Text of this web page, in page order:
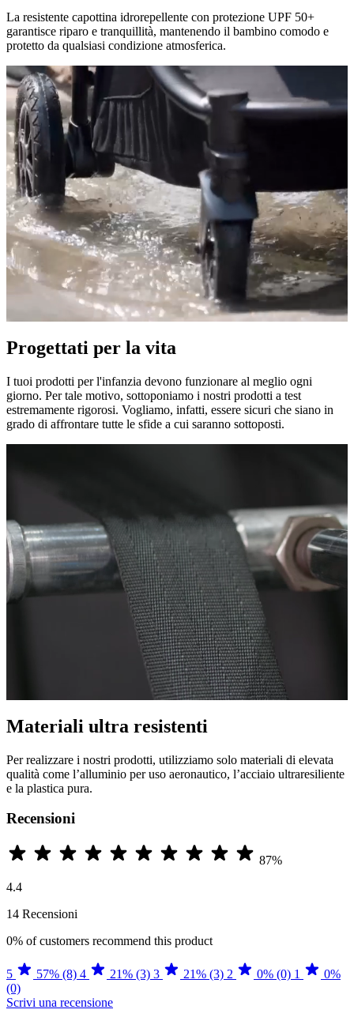
La resistente capottina idrorepellente con protezione UPF 50+
garantisce riparo e tranquillità, mantenendo il bambino comodo e
protetto da qualsiasi condizione atmosferica.
Progettati per la vita
I tuoi prodotti per l'infanzia devono funzionare al meglio ogni
giorno. Per tale motivo, sottoponiamo i nostri prodotti a test
estremamente rigorosi. Vogliamo, infatti, essere sicuri che siano in
grado di affrontare tutte le sfide a cui saranno sottoposti.
Materiali ultra resistenti
Per realizzare i nostri prodotti, utilizziamo solo materiali di elevata
qualità come l’alluminio per uso aeronautico, l’acciaio ultraresiliente
e la plastica pura.
Recensioni
87%
4.4
14 Recensioni
0% of customers recommend this product
5 57% (8) 4 21% (3) 3 21% (3) 2 0% (0) 1
0%
(0)
Scrivi una recensione